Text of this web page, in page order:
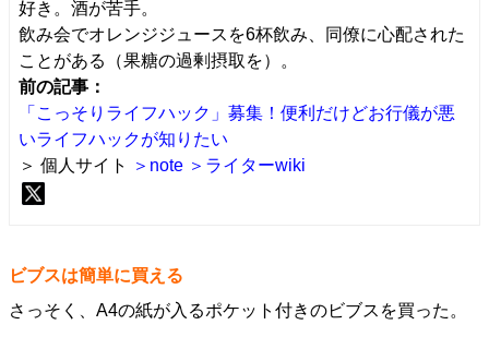
好き。酒が苦手。
飲み会でオレンジジュースを6杯飲み、同僚に心配された
ことがある（果糖の過剰摂取を）。
前の記事：
「こっそりライフハック」募集！便利だけどお行儀が悪
いライフハックが知りたい
＞ 個人サイト
＞note ＞ライターwiki
ビブスは簡単に買える
さっそく、A4の紙が入るポケット付きのビブスを買った。